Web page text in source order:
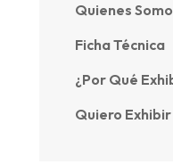
Quienes
Ficha Técnica
¿Por Qué
Quiero Exhibir